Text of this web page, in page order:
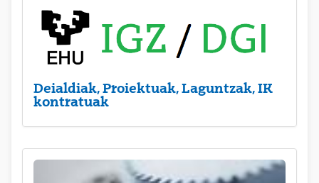
Deialdiak, Proiektuak, Laguntzak, IK
kontratuak